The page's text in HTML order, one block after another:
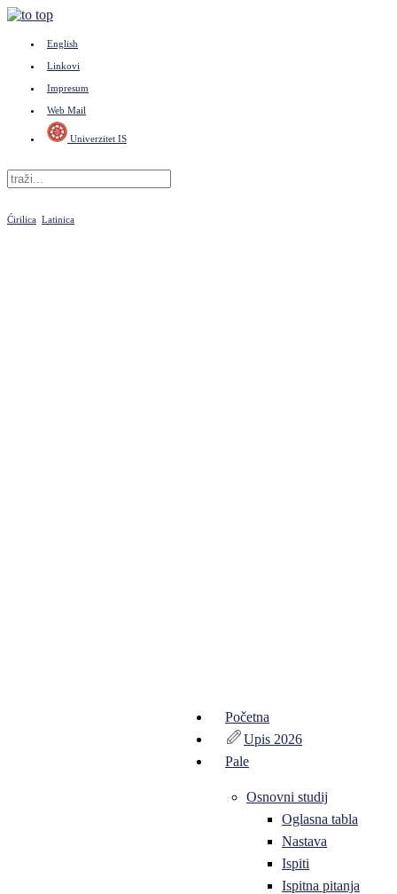
English
Linkovi
Impresum
Web Mail
Univerzitet IS
Ćirilica Latinica
Početna
Upis 2026
Pale
Osnovni studij
Oglasna tabla
Nastava
Ispiti
Ispitna pitanja